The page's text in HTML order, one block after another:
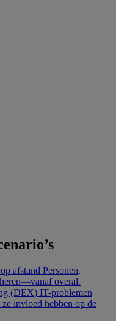
afstand Personen,
overal.
(DEX) IT-problemen
invloed hebben op de